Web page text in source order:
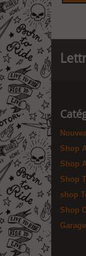
Shop
Shop
Shop
shop
Shop
Garage